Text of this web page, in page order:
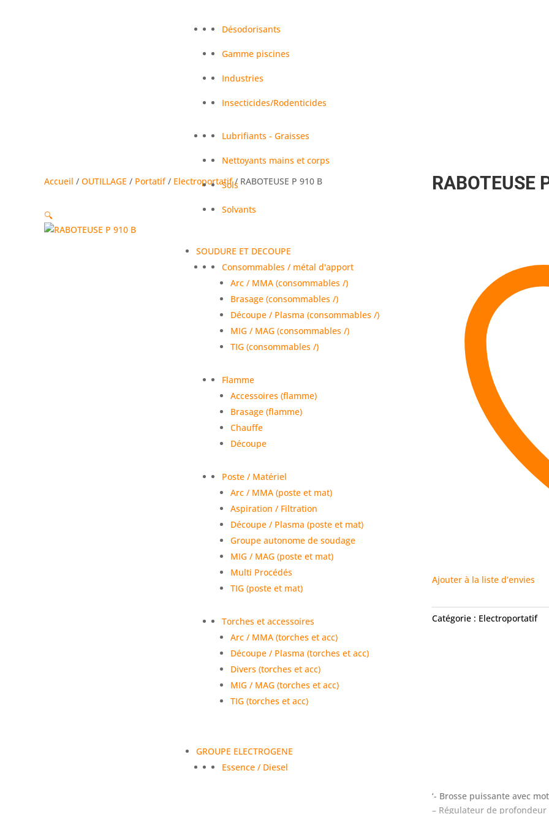
Désodorisants
Gamme piscines
Industries
Insecticides/Rodenticides
Lubrifiants - Graisses
Nettoyants mains et corps
Sols
Solvants
SOUDURE ET DECOUPE
Consommables / métal d'apport
Arc / MMA (consommables /)
Brasage (consommables /)
Découpe / Plasma (consommables /)
MIG / MAG (consommables /)
TIG (consommables /)
Flamme
Accessoires (flamme)
Brasage (flamme)
Chauffe
Découpe
Poste / Matériel
Arc / MMA (poste et mat)
Aspiration / Filtration
Découpe / Plasma (poste et mat)
Groupe autonome de soudage
MIG / MAG (poste et mat)
Multi Procédés
TIG (poste et mat)
Torches et accessoires
Arc / MMA (torches et acc)
Découpe / Plasma (torches et acc)
Divers (torches et acc)
MIG / MAG (torches et acc)
TIG (torches et acc)
GROUPE ELECTROGENE
Essence / Diesel
Accueil / OUTILLAGE / Portatif/ Electroportatif/ RABOTEUSE P 910 B
🔍
RABOTEUSE
Ajouter à la liste d’envies
Catégorie : Electroportatif
‘- Brosse puissante avec
– Régulateur de